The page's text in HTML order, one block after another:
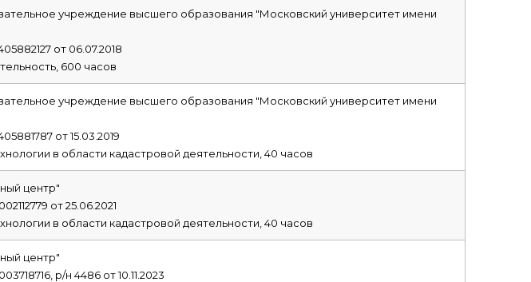
учреждение высшего образования "Московский университет имени
от 06.07.2018
600 часов
учреждение высшего образования "Московский университет имени
от 15.03.2019
в области кадастровой деятельности, 40 часов
центр"
от 25.06.2021
в области кадастровой деятельности, 40 часов
центр"
р/н 4486 от 10.11.2023